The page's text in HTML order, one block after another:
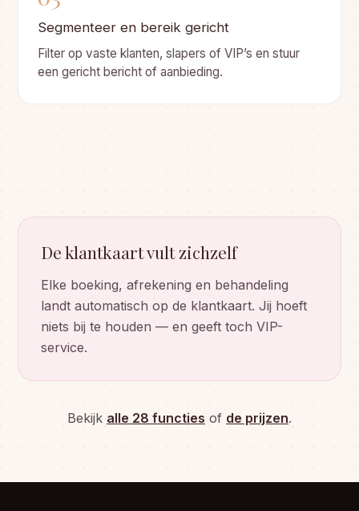
Segmenteer en bereik gericht
Filter op vaste klanten, slapers of VIP’s en stuur
een gericht bericht of aanbieding.
De klantkaart vult zichzelf
Elke boeking, afrekening en behandeling
landt automatisch op de klantkaart. Jij hoeft
niets bij te houden — en geeft toch VIP-
service.
Bekijk alle 28 functies of de prijzen.